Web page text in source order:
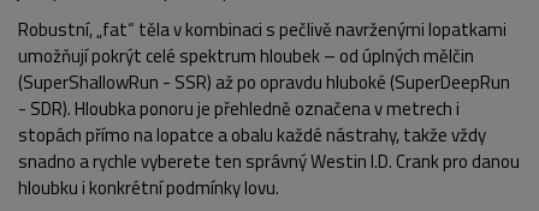
Robustní, „fat“ těla v kombinaci s pečlivě navrženými lopatkami
umožňují pokrýt celé spektrum hloubek – od úplných mělčin
(SuperShallowRun - SSR) až po opravdu hluboké (SuperDeepRun
- SDR). Hloubka ponoru je přehledně označena v metrech i
stopách přímo na lopatce a obalu každé nástrahy, takže vždy
snadno a rychle vyberete ten správný Westin I.D. Crank pro danou
hloubku i konkrétní podmínky lovu.